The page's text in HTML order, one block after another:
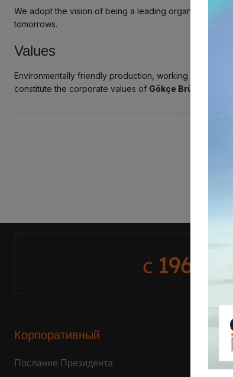
We adopt the vision of being a leading organization
tomorrows.
Values
Environmentally friendly production, working with a
constitute the corporate values ​​of Gökçe Brülör
Корпоративный
Послание Президента